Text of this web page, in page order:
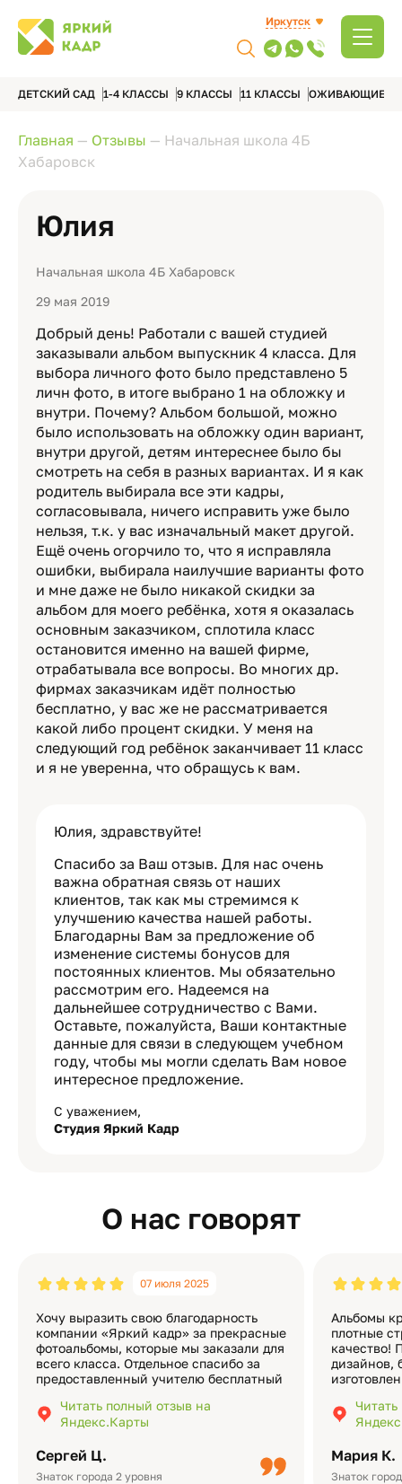
Иркутск
ДЕТСКИЙ САД 1-4 КЛАССЫ 9 КЛАССЫ 11 КЛАССЫ ОЖИВАЮЩИЕ
Главная — Отзывы — Начальная школа 4Б
Хабаровск
Юлия
Начальная школа 4Б Хабаровск
29 мая 2019
Добрый день! Работали с вашей студией
заказывали альбом выпускник 4 класса. Для
выбора личного фото было представлено 5
личн фото, в итоге выбрано 1 на обложку и
внутри. Почему? Альбом большой, можно
было использовать на обложку один вариант,
внутри другой, детям интереснее было бы
смотреть на себя в разных вариантах. И я как
родитель выбирала все эти кадры,
согласовывала, ничего исправить уже было
нельзя, т.к. у вас изначальный макет другой.
Ещё очень огорчило то, что я исправляла
ошибки, выбирала наилучшие варианты фото
и мне даже не было никакой скидки за
альбом для моего ребёнка, хотя я оказалась
основным заказчиком, сплотила класс
остановится именно на вашей фирме,
отрабатывала все вопросы. Во многих др.
фирмах заказчикам идёт полностью
бесплатно, у вас же не рассматривается
какой либо процент скидки. У меня на
следующий год ребёнок заканчивает 11 класс
и я не уверенна, что обращусь к вам.
Юлия, здравствуйте!
Спасибо за Ваш отзыв. Для нас очень
важна обратная связь от наших
клиентов, так как мы стремимся к
улучшению качества нашей работы.
Благодарны Вам за предложение об
изменение системы бонусов для
постоянных клиентов. Мы обязательно
рассмотрим его. Надеемся на
дальнейшее сотрудничество с Вами.
Оставьте, пожалуйста, Ваши контактные
данные для связи в следующем учебном
году, чтобы мы могли сделать Вам новое
интересное предложение.
С уважением,
Студия Яркий Кадр
О нас говорят
Сергей Ц.
Знаток города 2 уровня
07 июля 2025
Хочу выразить свою благодарность
компании «Яркий кадр» за прекрасные
фотоальбомы, которые мы заказали для
всего класса. Отдельное спасибо за
предоставленный учителю бесплатный
подчёркивает значимость события.
Качество альбомов на высшем уровне:
Читать полный отзыв на
Яндекс.Карты
Мария К.
Знаток
Альбомы
плотные
качество!
дизайнов,
добавить
видео с